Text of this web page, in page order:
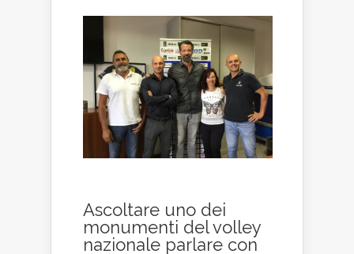
Ascoltare uno dei
monumenti del volley
nazionale parlare con